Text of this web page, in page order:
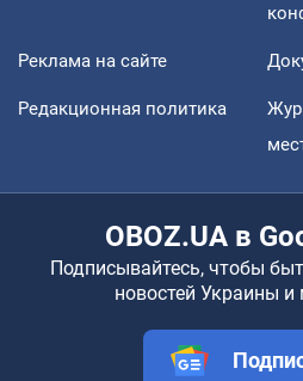
Реклама на сайте
Редакционная политика
OBOZ.UA в
Подписывайтесь, чтобы
новостей Украины и